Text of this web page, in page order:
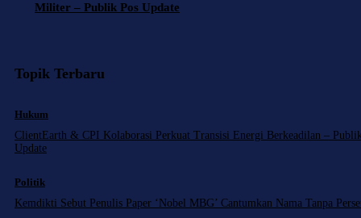
Militer – Publik Pos Update
Topik Terbaru
Hukum
ClientEarth & CPI Kolaborasi Perkuat Transisi Energi Berkeadilan –
Update
Politik
Kemdikti Sebut Penulis Paper ‘Nobel MBG’ Cantumkan Nama Tanpa